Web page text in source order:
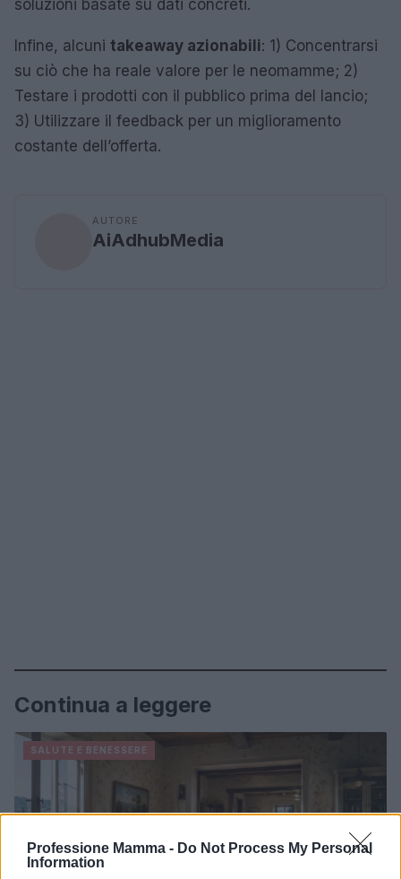
Professione Mamma - Do Not Process My Personal
Information
soluzioni basate su dati concreti.
Infine, alcuni takeaway azionabili: 1) Concentrarsi
su ciò che ha reale valore per le neomamme; 2)
Testare i prodotti con il pubblico prima del lancio;
3) Utilizzare il feedback per un miglioramento
costante dell’offerta.
AUTORE
AiAdhubMedia
Continua a leggere
SALUTE E BENESSERE